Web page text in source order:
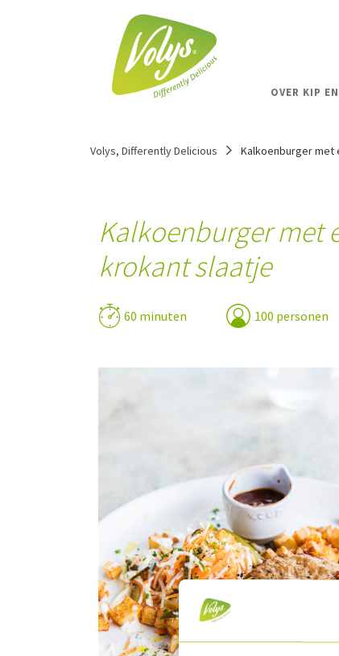
OVER KIP
Volys, Differently Delicious Kalkoenburger met
Kalkoenburger met
krokant slaatje
60 minuten 100 personen